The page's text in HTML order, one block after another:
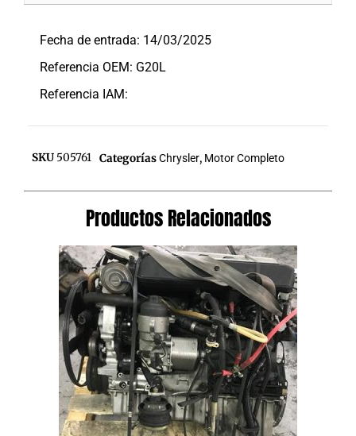
Fecha de entrada: 14/03/2025
Referencia OEM: G20L
Referencia IAM:
SKU 505761 CategoríasChrysler, Motor Completo
Productos Relacionados